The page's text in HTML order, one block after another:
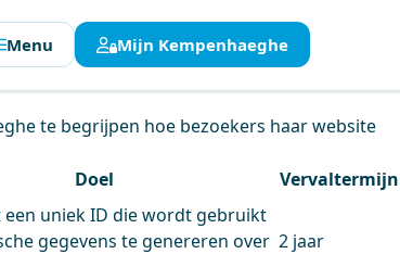
te begrijpen hoe bezoekers haar website
Doel Vervaltermijn
een uniek ID die wordt gebruikt
gegevens te genereren over 2 jaar
Menu Mijn Kempenhaeghe